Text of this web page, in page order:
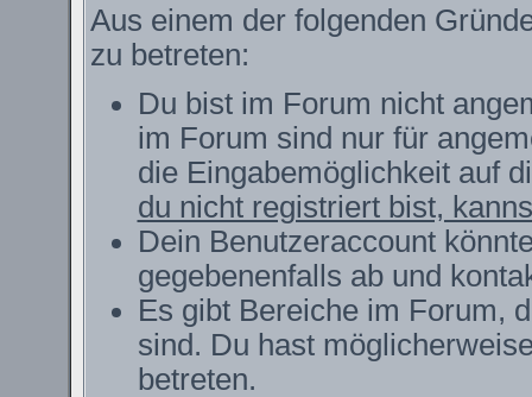
Aus einem der folgenden
zu betreten:
Du bist im Forum nicht
im Forum sind nur für
die Eingabemöglichkeit auf
du nicht registriert bist,
Dein Benutzeraccount
gegebenenfalls ab und
Es gibt Bereiche im Forum,
sind. Du hast
betreten.